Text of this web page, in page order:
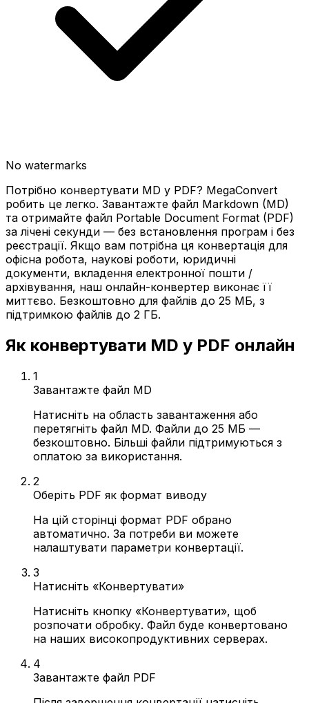
No watermarks
Потрібно конвертувати MD у PDF? MegaConvert
робить це легко. Завантажте файл Markdown (MD)
та отримайте файл Portable Document Format (PDF)
за лічені секунди — без встановлення програм і без
реєстрації. Якщо вам потрібна ця конвертація для
офісна робота, наукові роботи, юридичні
документи, вкладення електронної пошти /
архівування, наш онлайн-конвертер виконає її
миттєво. Безкоштовно для файлів до 25 МБ, з
підтримкою файлів до 2 ГБ.
Як конвертувати MD у PDF онлайн
1
Завантажте файл MD
Натисніть на область завантаження або
перетягніть файл MD. Файли до 25 МБ —
безкоштовно. Більші файли підтримуються з
оплатою за використання.
2
Оберіть PDF як формат виводу
На цій сторінці формат PDF обрано
автоматично. За потреби ви можете
налаштувати параметри конвертації.
3
Натисніть «Конвертувати»
Натисніть кнопку «Конвертувати», щоб
розпочати обробку. Файл буде конвертовано
на наших високопродуктивних серверах.
4
Завантажте файл PDF